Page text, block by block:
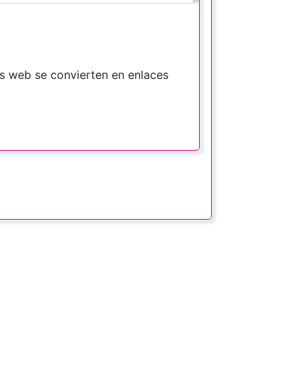
web se convierten en enlaces